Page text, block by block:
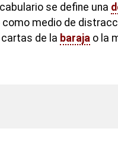
se define una
medio de
de la baraja o la